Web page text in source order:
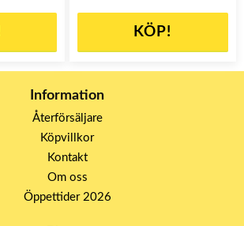
KÖP!
Information
Återförsäljare
Köpvillkor
Kontakt
Om oss
Öppettider 2026